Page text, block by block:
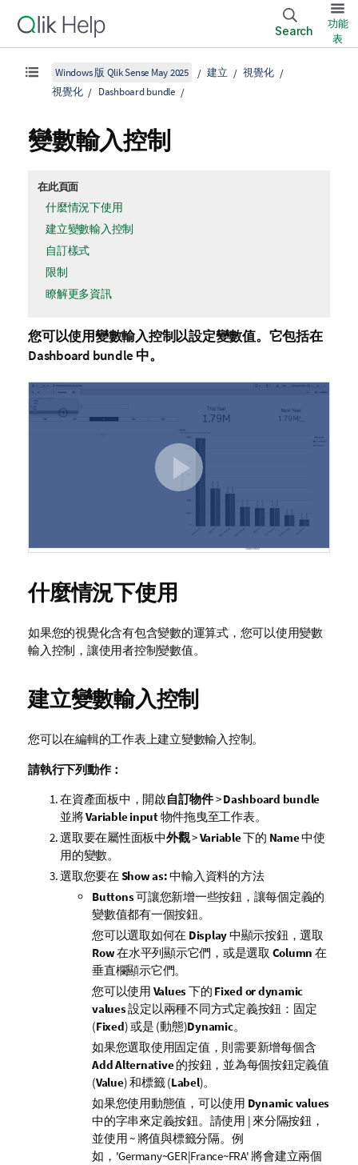
Search
功能
表
Windows 版 Qlik Sense May 2025 建立
視覺化
視覺化
Dashboard bundle
變數輸入控制
在此頁面
什麼情況下使用
建立變數輸入控制
自訂樣式
限制
瞭解更多資訊
您可以使用變數輸入控制以設定變數值。它包括在
Dashboard bundle 中。
什麼情況下使用
如果您的視覺化含有包含變數的運算式，您可以使用變數
輸入控制，讓使用者控制變數值。
建立變數輸入控制
您可以在編輯的工作表上建立變數輸入控制。
請執行下列動作：
在資產面板中，開啟自訂物件>Dashboard bundle
並將Variable input物件拖曳至工作表。
選取要在屬性面板中外觀>Variable下的 Name中使
用的變數。
選取您要在 Show as:中輸入資料的方法
Buttons可讓您新增一些按鈕，讓每個定義的
變數值都有一個按鈕。
您可以選取如何在 Display中顯示按鈕，選取
Row在水平列顯示它們，或是選取 Column 在
垂直欄顯示它們。
您可以使用 Values下的 Fixed or dynamic
values設定以兩種不同方式定義按鈕：固定
(Fixed) 或是 (動態)Dynamic。
如果您選取使用固定值，則需要新增每個含
Add Alternative的按鈕，並為每個按鈕定義值
(Value) 和標籤 (Label)。
如果您使用動態值，可以使用 Dynamic values
中的字串來定義按鈕。請使用 | 來分隔按鈕，
並使用 ~ 將值與標籤分隔。例
如， 'Germany~GER|France~FRA'將會建立兩個